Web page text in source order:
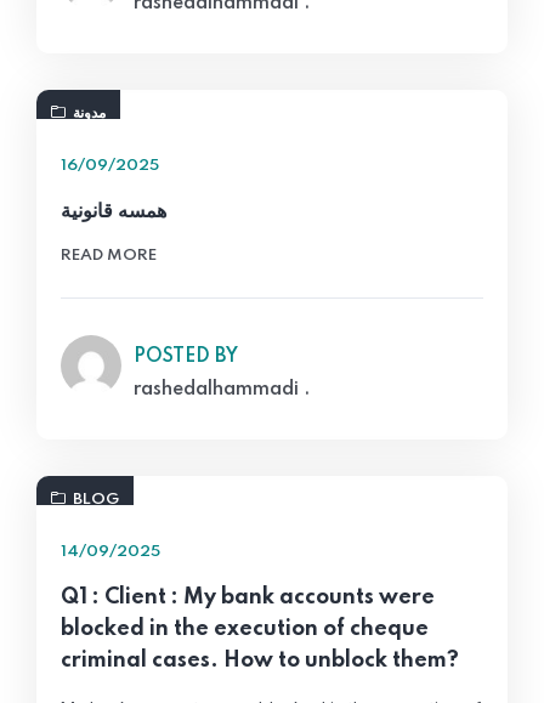
مدونة
16/09/2025
همسه قانونية
READ MORE
POSTED BY
rashedalhammadi .
BLOG
14/09/2025
Q1 : Client : My bank accounts were
blocked in the execution of cheque
criminal cases. How to unblock them?